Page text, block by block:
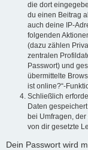
die dort
du einen Beitrag
auch deine IP-
folgenden
(dazu zählen
zentralen
Passwort) und
übermittelte
ist online?“-
Schließlich
Daten
bei Umfragen,
von dir gesetzte
Dein Passwort wird